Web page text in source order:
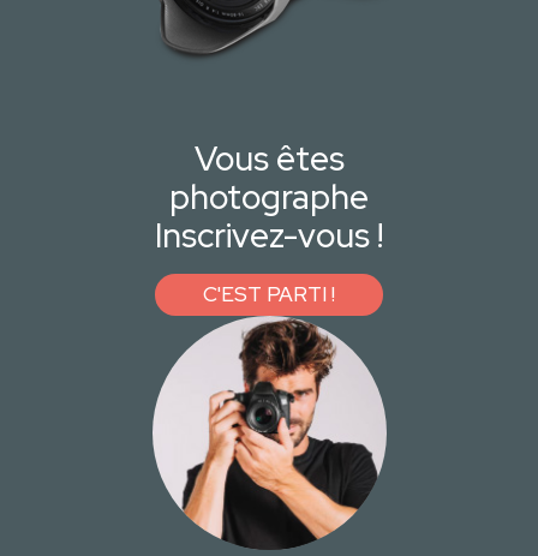
Vous êtes
photographe
Inscrivez-vous !
C'EST PARTI !